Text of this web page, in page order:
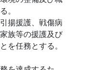
。
揚援護、戦傷病
族等の援護及び
を任務とする。